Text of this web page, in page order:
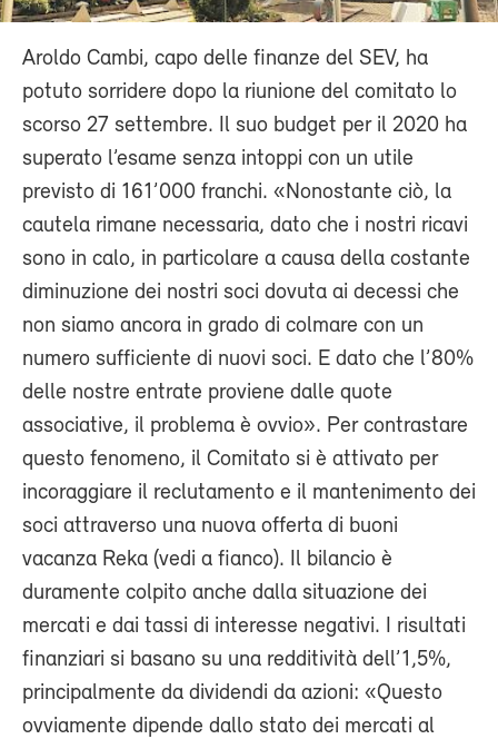
Aroldo Cambi, capo delle finanze del SEV, ha
potuto sorridere dopo la riunione del comitato lo
scorso 27 settembre. Il suo budget per il 2020 ha
superato l’esame senza intoppi con un utile
previsto di 161’000 franchi. «Nonostante ciò, la
cautela rimane necessaria, dato che i nostri ricavi
sono in calo, in particolare a causa della costante
diminuzione dei nostri soci dovuta ai decessi che
non siamo ancora in grado di colmare con un
numero sufficiente di nuovi soci. E dato che l’80%
delle nostre entrate proviene dalle quote
associative, il problema è ovvio». Per contrastare
questo fenomeno, il Comitato si è attivato per
incoraggiare il reclutamento e il mantenimento dei
soci attraverso una nuova offerta di buoni
vacanza Reka (vedi a fianco). Il bilancio è
duramente colpito anche dalla situazione dei
mercati e dai tassi di interesse negativi. I risultati
finanziari si basano su una redditività dell’1,5%,
principalmente da dividendi da azioni: «Questo
ovviamente dipende dallo stato dei mercati al